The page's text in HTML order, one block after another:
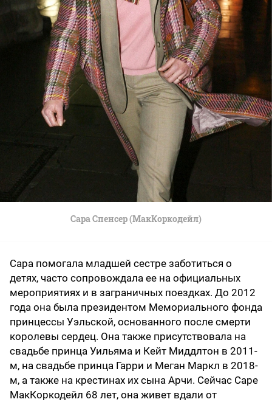
Сара Спенсер (МакКоркодейл)
Сара помогала младшей сестре заботиться о
детях, часто сопровождала ее на официальных
мероприятиях и в заграничных поездках. До 2012
года она была президентом Мемориального фонда
принцессы Уэльской, основанного после смерти
королевы сердец. Она также присутствовала на
свадьбе принца Уильяма и Кейт Миддлтон в 2011-
м, на свадьбе принца Гарри и Меган Маркл в 2018-
м, а также на крестинах их сына Арчи. Сейчас Саре
МакКоркодейл 68 лет, она живет вдали от